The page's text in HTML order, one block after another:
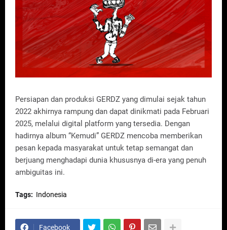
Persiapan dan produksi GERDZ yang dimulai sejak tahun
2022 akhirnya rampung dan dapat dinikmati pada Februari
2025, melalui digital platform yang tersedia. Dengan
hadirnya album “Kemudi” GERDZ mencoba memberikan
pesan kepada masyarakat untuk tetap semangat dan
berjuang menghadapi dunia khususnya di-era yang penuh
ambiguitas ini.
Tags: Indonesia
Facebook